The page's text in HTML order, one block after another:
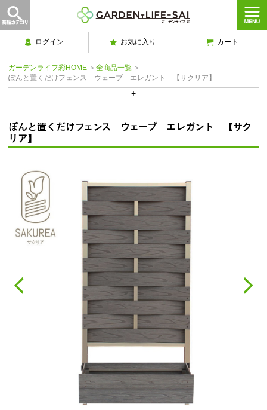
ログイン お気に入り カート
ガーデンライフ彩HOME ＞ 全商品一覧 ＞
ぽんと置くだけフェンス ウェーブ エレガント 【サクリア】
+
ぽんと置くだけフェンス ウェーブ エレガント 【サク
リア】